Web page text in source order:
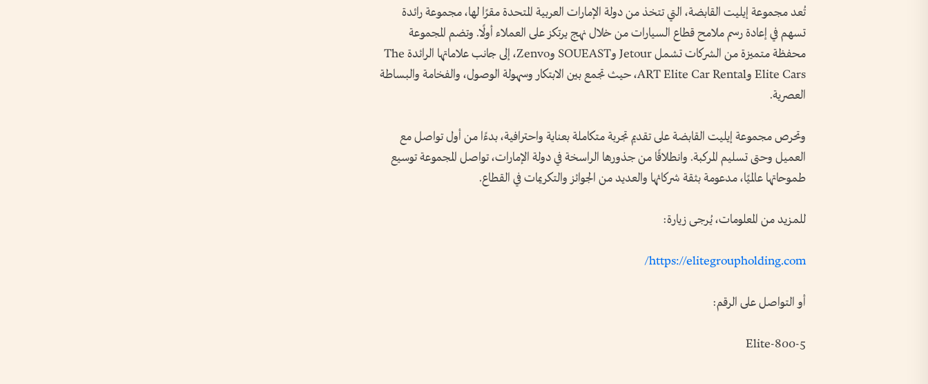
تُعد مجموعة إيليت القابضة، التي تتخذ من دولة الإمارات العربية المتحدة مقرًا لها، مجموعة رائدة
تسهم في إعادة رسم ملامح قطاع السيارات من خلال نهج يرتكز على العملاء أولًا. وتضم المجموعة
محفظة متميزة من الشركات تشمل Jetour وSOUEAST وZenvo، إلى جانب علاماتها الرائدة The
Elite Cars وART Elite Car Rental، حيث تجمع بين الابتكار وسهولة الوصول، والفخامة والبساطة
العصرية.
وتحرص مجموعة إيليت القابضة على تقديم تجربة متكاملة بعناية واحترافية، بدءًا من أول تواصل مع
العميل وحتى تسليم المركبة. وانطلاقًا من جذورها الراسخة في دولة الإمارات، تواصل المجموعة توسيع
طموحاتها عالميًا، مدعومة بثقة شركائها والعديد من الجوائز والتكريمات في القطاع.
للمزيد من المعلومات، يُرجى زيارة:
https://elitegroupholding.com/
أو التواصل على الرقم:
800-5-Elite